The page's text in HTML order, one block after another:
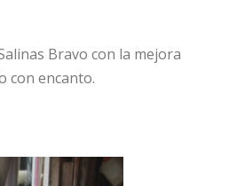
Bravo con la mejora
con encanto.